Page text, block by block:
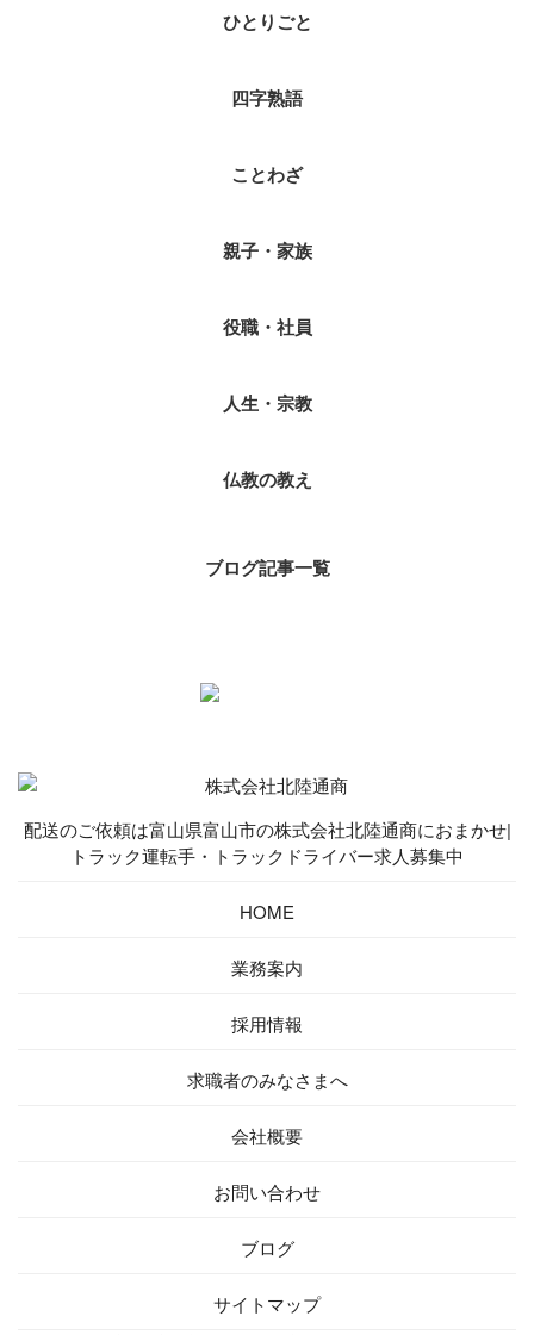
ひとりごと
四字熟語
ことわざ
親子・家族
役職・社員
人生・宗教
仏教の教え
ブログ記事一覧
配送のご依頼は富山県富山市の株式会社北陸通商におまかせ|
トラック運転手・トラックドライバー求人募集中
HOME
業務案内
採用情報
求職者のみなさまへ
会社概要
お問い合わせ
ブログ
サイトマップ